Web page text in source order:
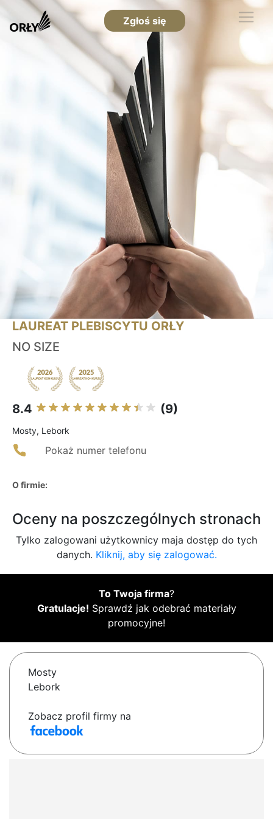
Zgłoś się
LAUREAT PLEBISCYTU ORŁY
NO SIZE
8.4 (9)
Mosty, Lebork
Pokaż numer telefonu
O firmie:
Oceny na poszczególnych stronach
Tylko zalogowani użytkownicy maja dostęp do tych
danych. Kliknij, aby się zalogować.
To Twoja firma?
Gratulacje! Sprawdź jak odebrać materiały
promocyjne!
Mosty
Lebork
Zobacz profil firmy na